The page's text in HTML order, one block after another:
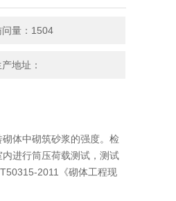
问量：1504
地址：
体中砌筑砂浆的强度。检
进行筒压荷载测试，测试
2011《砌体工程现